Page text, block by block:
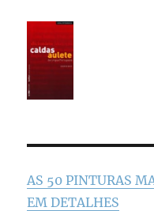
AS 50 PINTURAS
EM DETALHES